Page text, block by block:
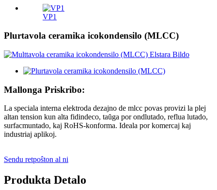
VP1
Plurtavola ceramika icokondensilo (MLCC)
Mallonga Priskribo:
La speciala interna elektroda dezajno de mlcc povas provizi la plej
altan tension kun alta fidindeco, taŭga por ondlutado, reflua lutado,
surfacmuntado, kaj RoHS-konforma. Ideala por komercaj kaj
industriaj aplikoj.
Sendu retpoŝton al ni
Produkta Detalo